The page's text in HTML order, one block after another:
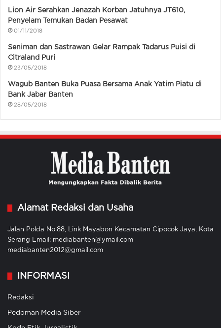
Lion Air Serahkan Jenazah Korban Jatuhnya JT610,
Penyelam Temukan Badan Pesawat
01/11/2018
Seniman dan Sastrawan Gelar Rampak Tadarus Puisi di
Citraland Puri
23/05/2018
Wagub Banten Buka Puasa Bersama Anak Yatim Piatu di
Bank Jabar Banten
28/05/2018
Alamat Redaksi dan Usaha
Jalan Polda No.88, Link Mayabon Kecamatan Cipocok Jaya, Kota
Serang Email: mediabanten@ymail.com
mediabanten2012@gmail.com
INFORMASI
Redaksi
Pedoman Media Siber